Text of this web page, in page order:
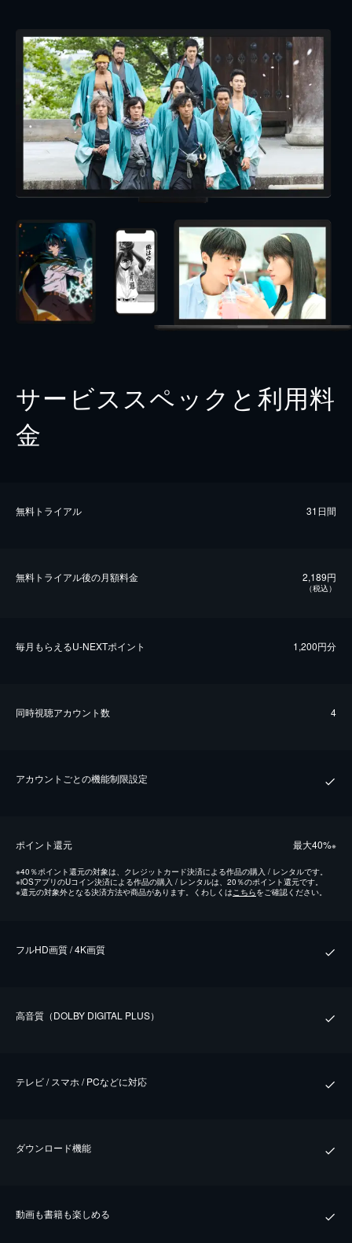
サービススペックと利用料
金
無料トライアル 31日間
無料トライアル後の⽉額料金 2,189円
（税込）
毎⽉もらえるU-NEXTポイント 1,200円分
同時視聴アカウント数 4
アカウントごとの機能制限設定
ポイント還元 最⼤40%※
※40％ポイント還元の対象は、クレジットカード決済による作品の購入 / レンタルです。
※iOSアプリのUコイン決済による作品の購入 / レンタルは、20％のポイント還元です。
※還元の対象外となる決済方法や商品があります。くわしくはこちらをご確認ください。
フルHD画質 / 4K画質
⾼⾳質（DOLBY DIGITAL PLUS）
テレビ / スマホ / PCなどに対応
ダウンロード機能
動画も書籍も楽しめる